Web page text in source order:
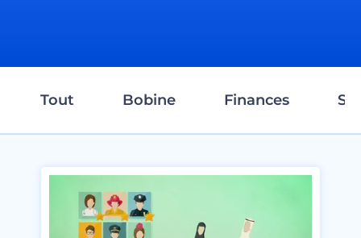
Tout Bobine Finances